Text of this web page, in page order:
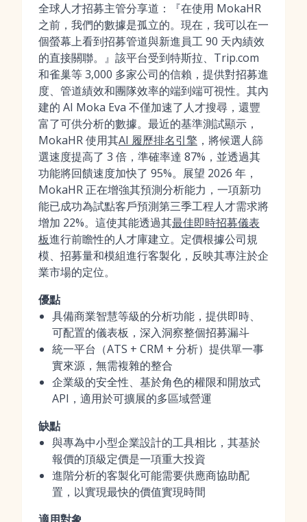
全球人才招募主管分享道：『在使用 MokaHR
之前，我們的數據是孤立的。現在，我可以在一
個螢幕上看到招募管道與新進員工 90 天內績效
的直接關聯。』該平台受到特斯拉、Trip.com
和雀巢等 3,000 多家公司的信賴，提供對招募進
度、管道績效和團隊效率的端到端可視性。其內
建的 AI Moka Eva 不僅加速了人才搜尋，還豐
富了可供分析的數據。最近的基準測試顯示，
MokaHR 使用其AI 履歷排名引擎 ，將候選人篩
選速度提高了 3 倍，準確率達 87%，並透過其
功能將回饋速度加快了 95%。展望 2026 年，
MokaHR 正在增強其預測分析能力，一項新功
能已成功為試點客戶預測第三季工程人才需求將
增加 22%。這使其能透過其最佳即時招募儀表
板進行前瞻性的人才庫建立。定價根據公司規
模、招募量和模組進行客製化，反映其專注於企
業市場的定位。
優點
具備商業智慧等級的分析功能，提供即時、
可配置的儀表板，深入洞察整個招募漏斗
統一平台（ATS + CRM + 分析）提供單一事
實來源，無需複雜的整合
企業級的安全性、基於角色的權限和開放式
API，適用於可擴展的多區域營運
缺點
與專為中小型企業設計的工具相比，其基於
報價的頂級定價是一項重大投資
進階分析的客製化可能需要供應商協助配
置，以實現最快的價值實現時間